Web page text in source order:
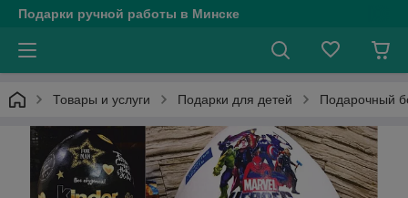
Подарки ручной работы в Минске
Товары и услуги Подарки для детей Подарочный